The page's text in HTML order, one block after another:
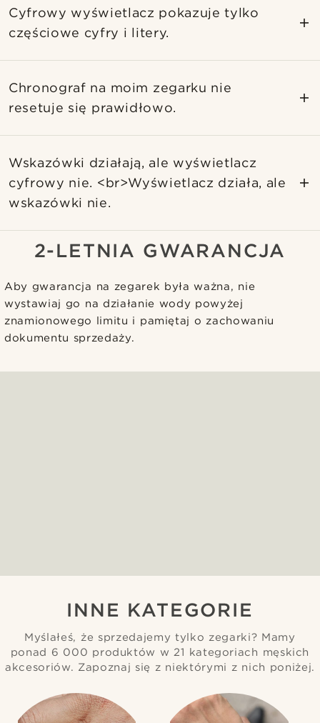
Cyfrowy wyświetlacz pokazuje tylko
częściowe cyfry i litery.
Chronograf na moim zegarku nie
resetuje się prawidłowo.
Wskazówki działają, ale wyświetlacz
cyfrowy nie. <br>Wyświetlacz działa, ale
wskazówki nie.
2-LETNIA GWARANCJA
Aby gwarancja na zegarek była ważna, nie
wystawiaj go na działanie wody powyżej
znamionowego limitu i pamiętaj o zachowaniu
dokumentu sprzedaży.
INNE KATEGORIE
Myślałeś, że sprzedajemy tylko zegarki? Mamy
ponad 6 000 produktów w 21 kategoriach męskich
akcesoriów. Zapoznaj się z niektórymi z nich poniżej.